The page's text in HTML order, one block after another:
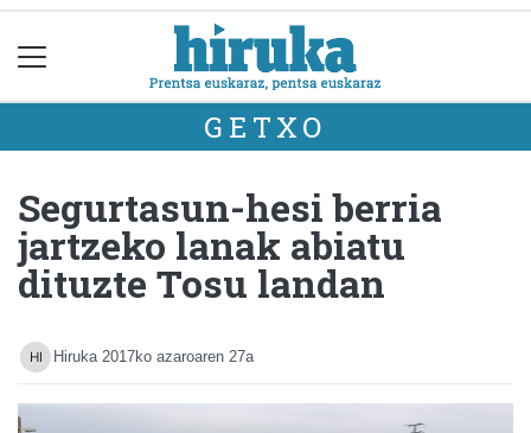
GETXO
Segurtasun-hesi berria
jartzeko lanak abiatu
dituzte Tosu landan
Hiruka 2017ko azaroaren 27a